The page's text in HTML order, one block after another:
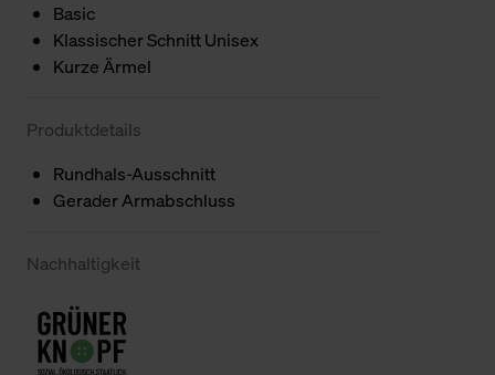
Basic
Klassischer Schnitt Unisex
Kurze Ärmel
Produktdetails
Rundhals-Ausschnitt
Gerader Armabschluss
Nachhaltigkeit